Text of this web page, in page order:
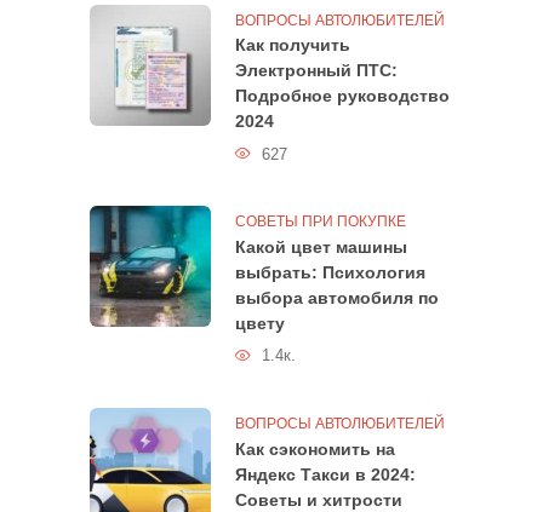
ВОПРОСЫ АВТОЛЮБИТЕЛЕЙ
Как получить
Электронный ПТС:
Подробное руководство
2024
627
СОВЕТЫ ПРИ ПОКУПКЕ
Какой цвет машины
выбрать: Психология
выбора автомобиля по
цвету
1.4к.
ВОПРОСЫ АВТОЛЮБИТЕЛЕЙ
Как сэкономить на
Яндекс Такси в 2024:
Советы и хитрости